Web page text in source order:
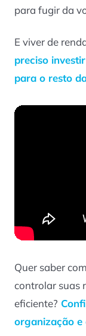
para fugir da
E viver de
preciso
para o resto
Quer saber
controlar suas
eficiente?
organização e